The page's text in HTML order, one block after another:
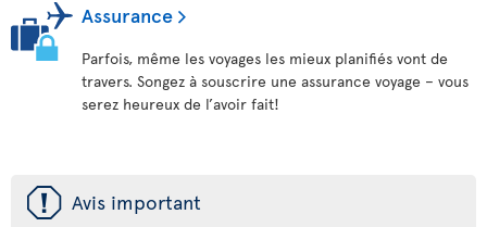
Assurance
Parfois, même les voyages les mieux planifiés vont de
travers. Songez à souscrire une assurance voyage – vous
serez heureux de l’avoir fait!
ü Avis important